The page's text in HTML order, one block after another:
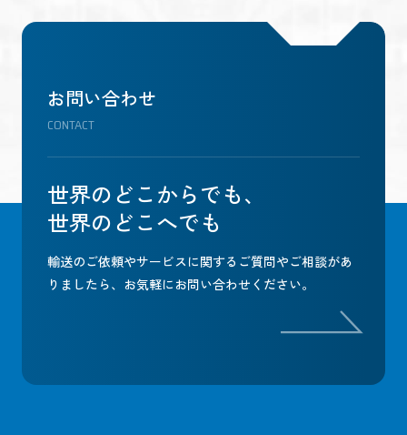
お問い合わせ
CONTACT
世界のどこからでも、
世界のどこへでも
輸送のご依頼やサービスに関するご質問やご相談があ
りましたら、 お気軽にお問い合わせください。